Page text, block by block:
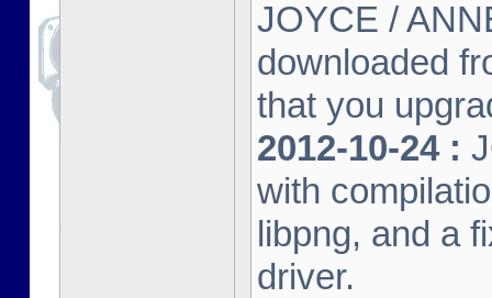
JOYCE /
downloaded
that you
2012-10-24 :
with
libpng, and a
driver.